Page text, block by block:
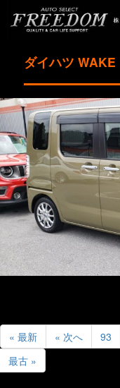
ダイハツ WAKE
« 最新 « 次へ 93
最古 »